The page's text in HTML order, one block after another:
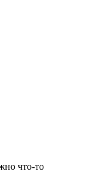
что-то